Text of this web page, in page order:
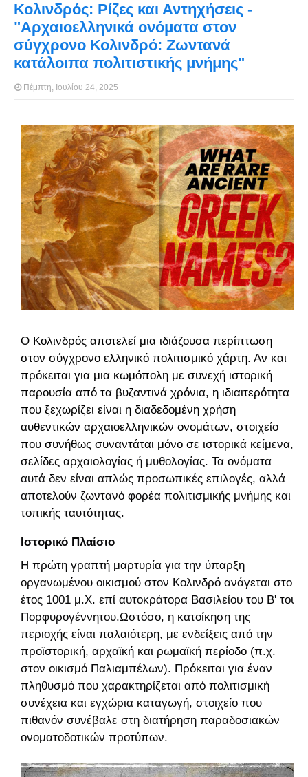
Κολινδρός: Ρίζες και Αντηχήσεις -
"Αρχαιοελληνικά ονόματα στον
σύγχρονο Κολινδρό: Ζωντανά
κατάλοιπα πολιτιστικής μνήμης"
Πέμπτη, Ιουλίου 24, 2025
Ο Κολινδρός αποτελεί μια ιδιάζουσα περίπτωση
στον σύγχρονο ελληνικό πολιτισμικό χάρτη. Αν και
πρόκειται για μια κωμόπολη με συνεχή ιστορική
παρουσία από τα βυζαντινά χρόνια, η ιδιαιτερότητα
που ξεχωρίζει είναι η διαδεδομένη χρήση
αυθεντικών αρχαιοελληνικών ονομάτων, στοιχείο
που συνήθως συναντάται μόνο σε ιστορικά κείμενα,
σελίδες αρχαιολογίας ή μυθολογίας. Τα ονόματα
αυτά δεν είναι απλώς προσωπικές επιλογές, αλλά
αποτελούν ζωντανό φορέα πολιτισμικής μνήμης και
τοπικής ταυτότητας.
Ιστορικό Πλαίσιο
Η πρώτη γραπτή μαρτυρία για την ύπαρξη
οργανωμένου οικισμού στον Κολινδρό ανάγεται στο
έτος 1001 μ.Χ. επί αυτοκράτορα Βασιλείου του Β' του
Πορφυρογέννητου.Ωστόσο, η κατοίκηση της
περιοχής είναι παλαιότερη, με ενδείξεις από την
προϊστορική, αρχαϊκή και ρωμαϊκή περίοδο (π.χ.
στον οικισμό Παλιαμπέλων). Πρόκειται για έναν
πληθυσμό που χαρακτηρίζεται από πολιτισμική
συνέχεια και εγχώρια καταγωγή, στοιχείο που
πιθανόν συνέβαλε στη διατήρηση παραδοσιακών
ονοματοδοτικών προτύπων.